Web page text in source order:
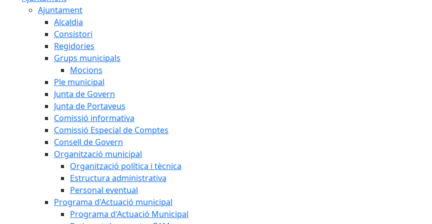
Ajuntament
Alcaldia
Consistori
Regidories
Grups municipals
Mocions
Ple municipal
Junta de Govern
Junta de Portaveus
Comissió informativa
Comissió Especial de Comptes
Consell de Govern
Organització municipal
Organització política i tècnica
Estructura administrativa
Personal eventual
Programa d'Actuació municipal
Programa d'Actuació Municipal